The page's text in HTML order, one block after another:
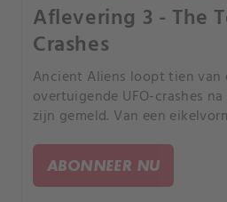
Aflevering 3 - The
Crashes
Ancient Aliens loopt tien van
overtuigende UFO-crashes
zijn gemeld. Van een
mysterieus vaartuig dat in
ABONNEER NU